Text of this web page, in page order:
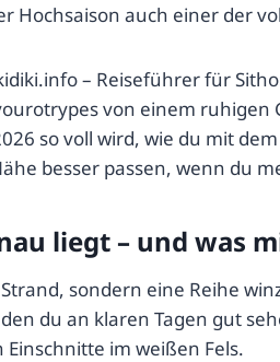
Hochsaison auch einer der
– Reiseführer für
von einem
so voll wird, wie du mit
besser passen, wenn du
liegt – und was
sondern eine Reihe
du an klaren Tagen gut
im weißen Fels.